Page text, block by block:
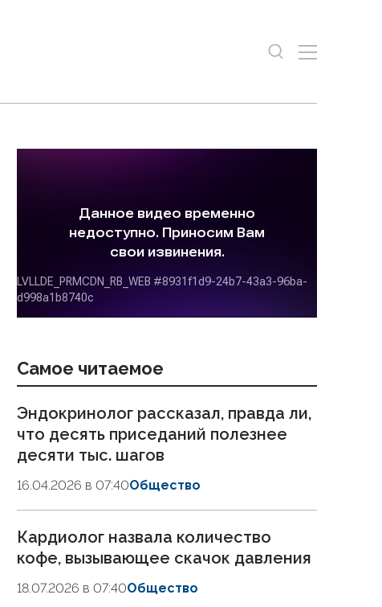
Самое читаемое
Эндокринолог рассказал, правда ли,
что десять приседаний полезнее
десяти тыс. шагов
16.04.2026 в 07:40Общество
Кардиолог назвала количество
кофе, вызывающее скачок давления
18.07.2026 в 07:40Общество